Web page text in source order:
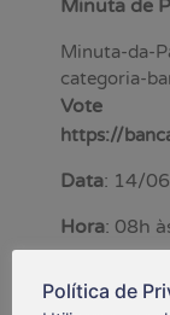
Minuta de
Minuta-da-
categoria-
https://
Data: 14/06
Hora: 08h
junho 13,
Política de